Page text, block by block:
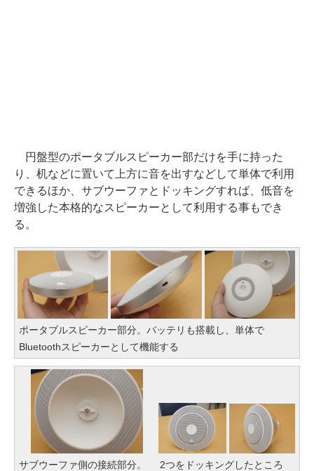
円盤型のポータブルスピーカー部だけを手に持った
り、机などに置いて上方に音を出すなどして単体で利用
できるほか、サブウーファとドッキングすれば、低音を
増強した本格的なスピーカーとして利用する事もでき
る。
ポータブルスピーカー部分。バッテリも搭載し、単体で
Bluetoothスピーカーとして機能する
サブウーファ側の接続部分。
2つをドッキングしたところ